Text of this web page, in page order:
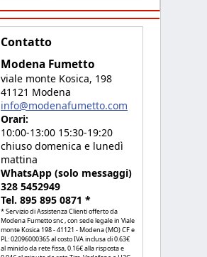
Contatto
Modena Fumetto
viale monte Kosica, 198
41121 Modena
info@modenafumetto.com
Orari:
10:00-13:00 15:30-19:20
chiuso domenica e lunedì
mattina
WhatsApp (solo messaggi)
328 5452949
Tel. 895 895 0871 *
* Servizio di Assistenza Clienti offerto da
Modena Fumetto snc , con sede legale in Viale
monte Kosica 198 - 41121 - Modena (MO) CF e
PL: 02096000365 al costo IVA inclusa di 0.63€
al minido da rete fissa, 0.16€ alla risposta e